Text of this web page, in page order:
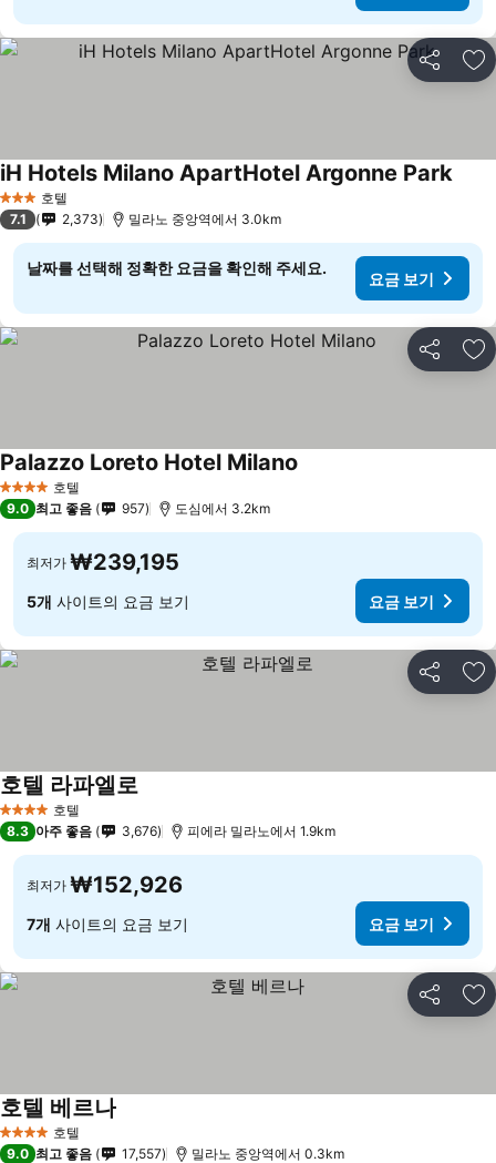
공유 즐
3 성급 호텔
iH Hotels Milano ApartHotel Argonne Park
7.1 2,373 밀라노 중앙역에서 3.0km
날짜를 선택해 정확한 요금을 확인해 주세요.
요금 보기
공유 즐
4 성급 호텔
Palazzo Loreto Hotel Milano
9.0 최고 좋음 957 도심에서 3.2km
최저가 ₩239,195
5개 사이트의 요금 보기 요금 보기
공유 즐
4 성급 호텔
호텔 라파엘로
8.3 아주 좋음 3,676 피에라 밀라노에서 1.9km
최저가 ₩152,926
7개 사이트의 요금 보기 요금 보기
공유 즐
4 성급 호텔
호텔 베르나
9.0 최고 좋음 17,557 밀라노 중앙역에서 0.3km